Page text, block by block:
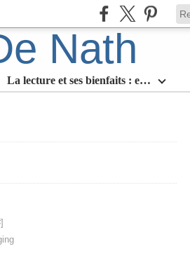
La lecture et ses bienfaits : en quoi est-ce l'activité slow par excellence
]